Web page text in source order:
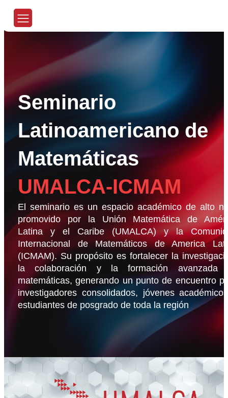
Seminario
Latinoamericano de
Matemáticas
UMALCA-ICMAM
El seminario es un espacio académico de alto
promovido por la Unión Matemática de
Latina y el Caribe (UMALCA) y la
Internacional de Matemáticos de America
(ICMAM). Su propósito es fortalecer la
la colaboración y la formación avanzada
matemáticas, generando un punto de encuentro
investigadores consolidados, jóvenes
estudiantes de posgrado de toda la región